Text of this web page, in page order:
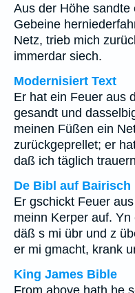
Aus der Höhe
Gebeine
Netz, trieb mich
immerdar siech.
Modernisiert Text
Er hat ein Feuer aus
gesandt und
meinen Füßen ein
zurückgeprellet; er
daß ich täglich
De Bibl auf Bairisch
Er gschickt Feuer
meinn Kerper auf.
däß s mi übr und z
er mi gmacht, krank
King James Bible
From above hath he